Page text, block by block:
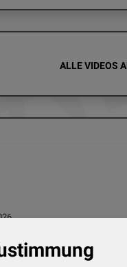
ALLE VIDEOS
rund ums Haus.